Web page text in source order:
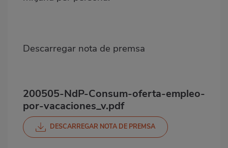
Descarregar nota de premsa
200505-NdP-Consum-oferta-empleo-
por-vacaciones_v.pdf
DESCARREGAR NOTA DE PREMSA